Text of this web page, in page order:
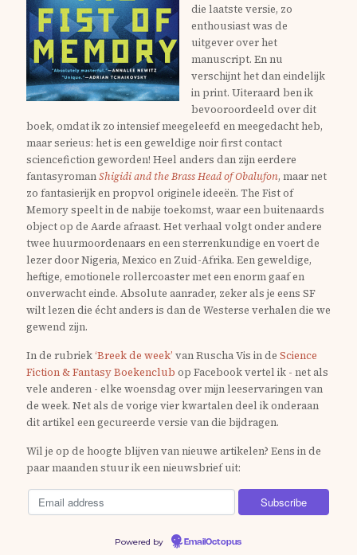
die laatste versie, zo
enthousiast was de
uitgever over het
manuscript. En nu
verschijnt het dan eindelijk
in print. Uiteraard ben ik
bevooroordeeld over dit
boek, omdat ik zo intensief meegeleefd en meegedacht heb,
maar serieus: het is een geweldige noir first contact
sciencefiction geworden! Heel anders dan zijn eerdere
fantasyromanShigidi and the Brass Head of Obalufon, maar net
zo fantasierijk en propvol originele ideeën. The Fist of
Memory speelt in de nabije toekomst, waar een buitenaards
object op de Aarde afraast. Het verhaal volgt onder andere
twee huurmoordenaars en een sterrenkundige en voert de
lezer door Nigeria, Mexico en Zuid-Afrika. Een geweldige,
heftige, emotionele rollercoaster met een enorm gaaf en
onverwacht einde. Absolute aanrader, zeker als je eens SF
wilt lezen die écht anders is dan de Westerse verhalen die we
gewend zijn.
In de rubriek‘Breek de week’ van Ruscha Vis in de Science
Fiction & Fantasy Boekenclub op Facebook vertel ik - net als
vele anderen - elke woensdag over mijn leeservaringen van
de week. Net als de vorige vier kwartalen deel ik onderaan
dit artikel een gecureerde versie van die bijdragen.
Wil je op de hoogte blijven van nieuwe artikelen? Eens in de
paar maanden stuur ik een nieuwsbrief uit:
Powered by EmailOctopus